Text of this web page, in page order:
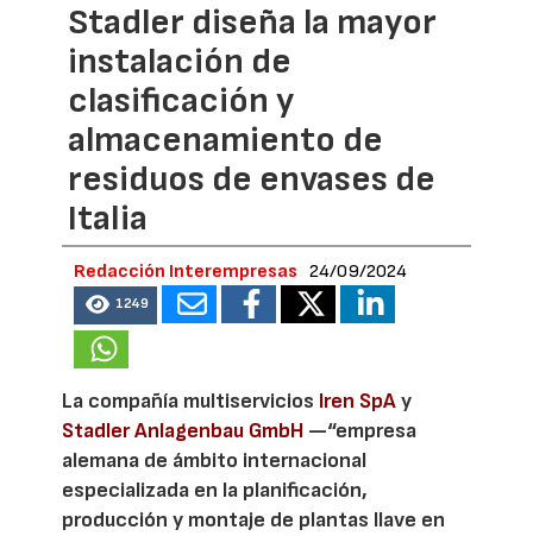
Stadler diseña la mayor
instalación de
clasificación y
almacenamiento de
residuos de envases de
Italia
Redacción Interempresas 24/09/2024
1249
La compañía multiservicios Iren SpAy
Stadler Anlagenbau GmbH —“empresa
alemana de ámbito internacional
especializada en la planificación,
producción y montaje de plantas llave en